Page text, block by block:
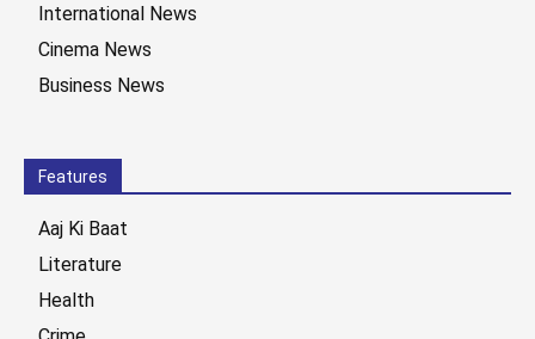
International News
Cinema News
Business News
Features
Aaj Ki Baat
Literature
Health